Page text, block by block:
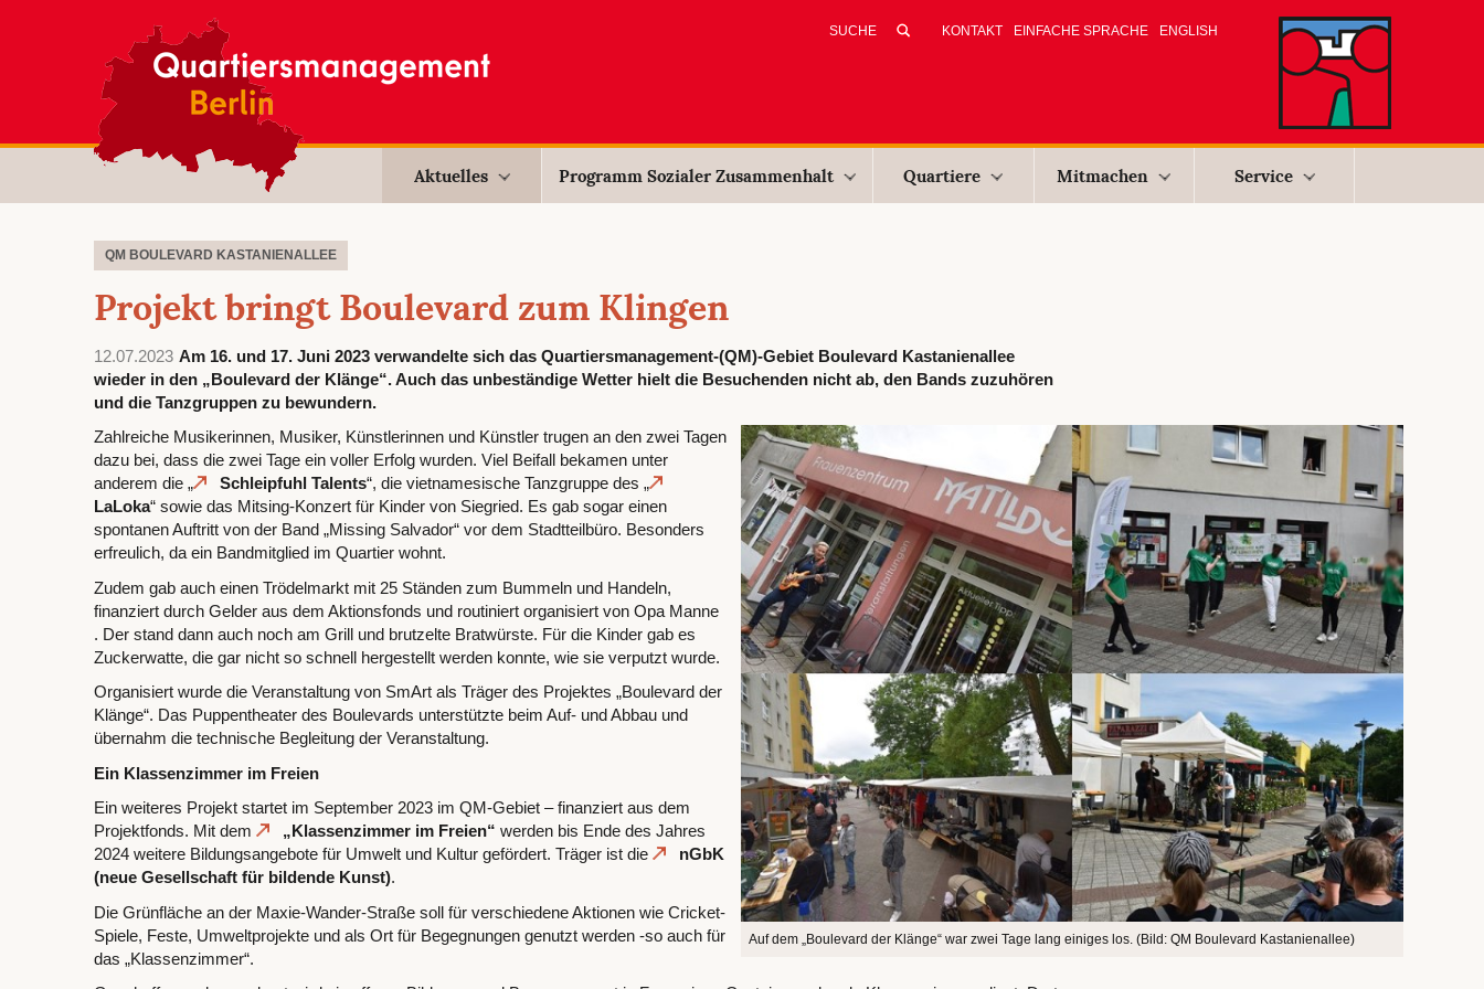
KONTAKT EINFACHE SPRACHE ENGLISH
Aktuelles Programm Sozialer Zusammenhalt Quartiere Mitmachen Service
QM BOULEVARD KASTANIENALLEE
Projekt bringt Boulevard zum Klingen
12.07.2023 Am 16. und 17. Juni 2023 verwandelte sich das Quartiersmanagement-(QM)-Gebiet Boulevard Kastanienallee
wieder in den „Boulevard der Klänge“. Auch das unbeständige Wetter hielt die Besuchenden nicht ab, den Bands zuzuhören
und die Tanzgruppen zu bewundern.
Auf dem „Boulevard der Klänge“ war zwei Tage lang einiges los. (Bild: QM Boulevard Kastanienallee)
Zahlreiche Musikerinnen, Musiker, Künstlerinnen und Künstler trugen an den zwei Tagen
dazu bei, dass die zwei Tage ein voller Erfolg wurden. Viel Beifall bekamen unter
anderem die „
Schleipfuhl Talents“, die vietnamesische Tanzgruppe des „
LaLoka“ sowie das Mitsing-Konzert für Kinder von Siegried. Es gab sogar einen
spontanen Auftritt von der Band „Missing Salvador“ vor dem Stadtteilbüro. Besonders
erfreulich, da ein Bandmitglied im Quartier wohnt.
Zudem gab auch einen Trödelmarkt mit 25 Ständen zum Bummeln und Handeln,
finanziert durch Gelder aus dem Aktionsfonds und routiniert organisiert von Opa Manne
. Der stand dann auch noch am Grill und brutzelte Bratwürste. Für die Kinder gab es
Zuckerwatte, die gar nicht so schnell hergestellt werden konnte, wie sie verputzt wurde.
Organisiert wurde die Veranstaltung von SmArt als Träger des Projektes „Boulevard der
Klänge“. Das Puppentheater des Boulevards unterstützte beim Auf- und Abbau und
übernahm die technische Begleitung der Veranstaltung.
Ein Klassenzimmer im Freien
Ein weiteres Projekt startet im September 2023 im QM-Gebiet – finanziert aus dem
Projektfonds. Mit dem
„Klassenzimmer im Freien“ werden bis Ende des Jahres
2024 weitere Bildungsangebote für Umwelt und Kultur gefördert. Träger ist die
nGbK
(neue Gesellschaft für bildende Kunst).
Die Grünfläche an der Maxie-Wander-Straße soll für verschiedene Aktionen wie Cricket-
Spiele, Feste, Umweltprojekte und als Ort für Begegnungen genutzt werden -so auch für
das „Klassenzimmer“.